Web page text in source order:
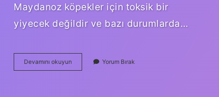
Maydanoz köpekler için toksik bir
yiyecek değildir ve bazı durumlarda…
Devamını okuyun
Maydanoz
Yorum Bırak